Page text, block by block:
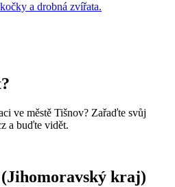
a drobná zvířata.
ve městě Tišnov? Zařaďte svůj
a buďte vidět.
kraj)